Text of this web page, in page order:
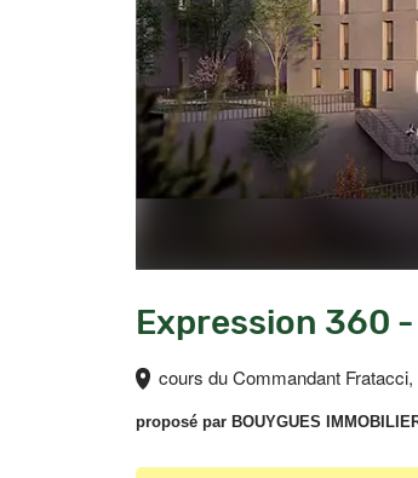
Expression 360
cours du Commandant
proposé par BOUYGUES